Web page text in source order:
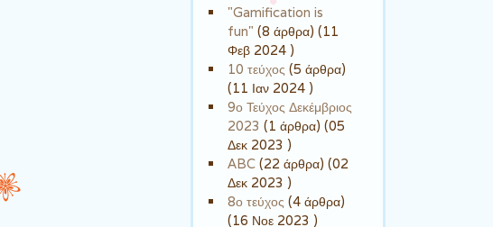
"Gamification is
fun" (8 άρθρα) (11
Φεβ 2024 )
10 τεύχος (5 άρθρα)
(11 Ιαν 2024 )
9ο Τεύχος Δεκέμβριος
2023 (1 άρθρα) (05
Δεκ 2023 )
ABC (22 άρθρα) (02
Δεκ 2023 )
8ο τεύχος (4 άρθρα)
(16 Νοε 2023 )